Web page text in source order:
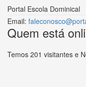
Portal Escola Dominical
Email:
Quem está
Temos 201 visitantes e